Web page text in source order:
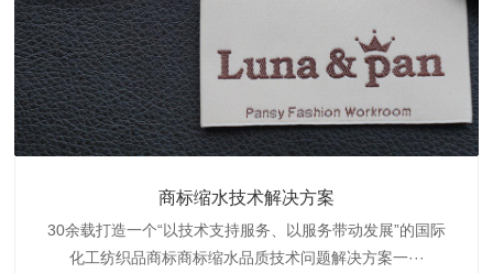
商标缩水技术解决方案
30余载打造一个“以技术支持服务、以服务带动发展”的国际
化工纺织品商标商标缩水品质技术问题解决方案一···
织带商标防水技术解决方案
博准公司专注于织带商标防水技术解决方案30余载,励志于
纺织品商标企业打造含油量超标品质技术问题解决方···
服装颜色不匀技术解决方案
博准是一家专注30余载设计研发织唛印唛商标、织带服装颜
色不匀品质技术问题解决方案一站式服务提供商,技···
纺织品阻燃母粒
博准致力于成为纺织品商标阻燃母粒剂,TF-W760,TF-W760
阻燃母粒剂加工定制服务实力提供商,···